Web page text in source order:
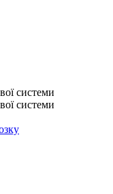
системи
системи